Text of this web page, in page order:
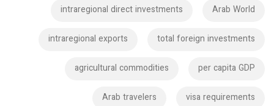
Arab World
intraregional direct investments
total foreign investments
intraregional exports
per capita GDP
agricultural commodities
visa requirements
Arab travelers